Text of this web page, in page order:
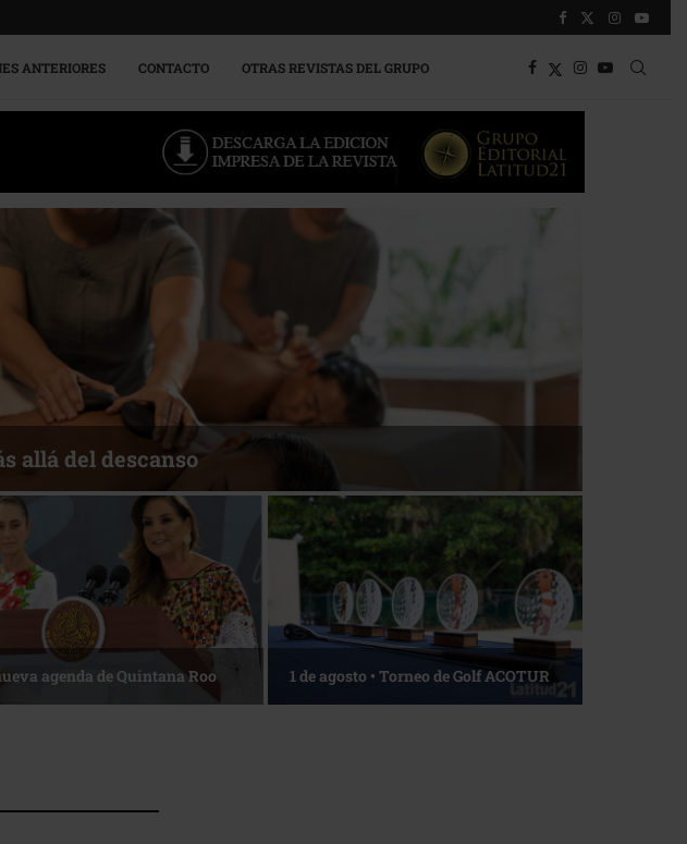
ANTERIORES CONTACTO OTRAS REVISTAS DEL GRUPO
que Impulsa la competitividad
de viajeros La esencia del servicio